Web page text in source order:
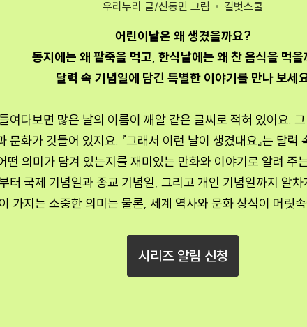
우리누리 글/신동민 그림 길벗스쿨
어린이날은 왜 생겼을까요?
동지에는 왜 팥죽을 먹고, 한식날에는 왜 찬 음식을 먹
달력 속 기념일에 담긴 특별한 이야기를 만나 보세
여다보면 많은 날의 이름이 깨알 같은 글씨로 적혀 있어요.
문화가 깃들어 있지요. 『그래서 이런 날이 생겼대요』는 달력
떤 의미가 담겨 있는지를 재미있는 만화와 이야기로 알려 주
터 국제 기념일과 종교 기념일, 그리고 개인 기념일까지 알
가지는 소중한 의미는 물론, 세계 역사와 문화 상식이 머릿
시리즈 알림 신청